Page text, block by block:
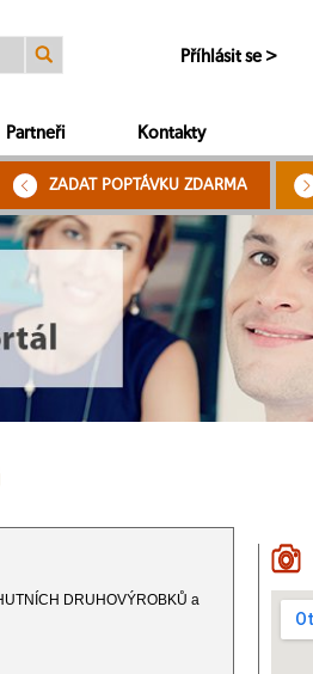
Příhlásit se >
Partneři Kontakty
ZADAT POPTÁVKU ZDARMA
DRUHOVÝROBKŮ a